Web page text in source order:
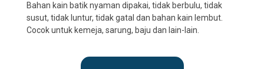
Bahan kain batik nyaman dipakai, tidak berbulu, tidak
susut, tidak luntur, tidak gatal dan bahan kain lembut.
Cocok untuk kemeja, sarung, baju dan lain-lain.